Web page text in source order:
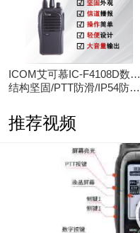
ICOM艾可慕IC-F4108D数字
对讲机
结构坚固/PTT防滑/IP54防护/
推荐视频